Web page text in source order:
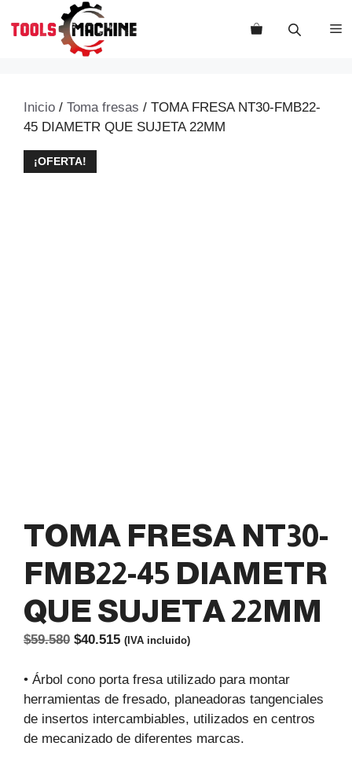
Inicio / Toma fresas / TOMA FRESA NT30-FMB22-
45 DIAMETR QUE SUJETA 22MM
¡OFERTA!
TOMA FRESA NT30-
FMB22-45 DIAMETR
QUE SUJETA 22MM
$59.580 El
original
era:
$59.580.
$40.515El
actual
es:
$40.515.
(IVA incluido)
• Árbol cono porta fresa utilizado para montar
herramientas de fresado, planeadoras tangenciales
de insertos intercambiables, utilizados en centros
de mecanizado de diferentes marcas.